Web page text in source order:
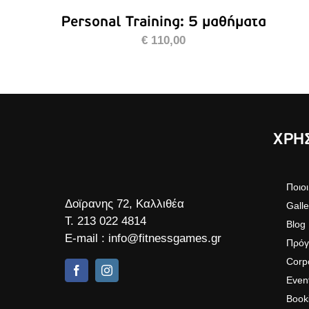
Personal Training: 5 μαθήματα
€ 110,00
Δοϊρανης 72, Καλλιθέα
Τ. 213 022 4814
E-mail : info@fitnessgames.gr
Blog